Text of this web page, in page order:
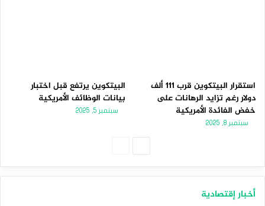
استقرار البيتكوين قرب 111 ألف
دولار رغم تزايد الرهانات على
خفض الفائدة الأمريكية
سبتمبر 8, 2025
البيتكوين يرتفع قبل اختبار
بيانات الوظائف الأمريكية
سبتمبر 5, 2025
أخبار إقتصادية